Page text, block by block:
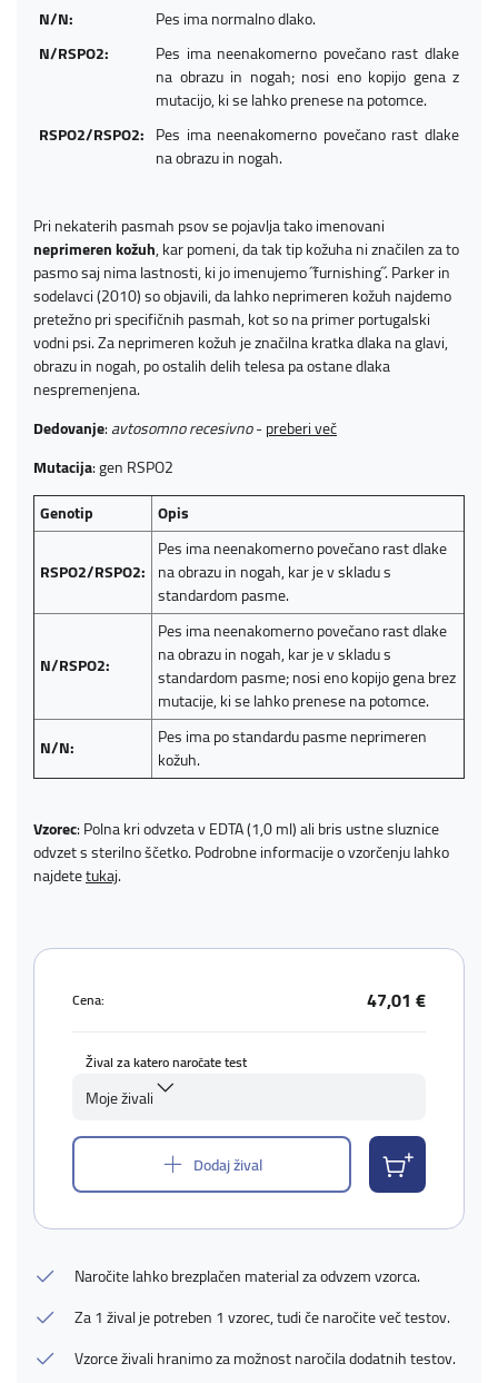
N/N:
Pes ima normalno dlako.
N/RSPO2:
Pes ima neenakomerno povečano rast dlake
na obrazu in nogah; nosi eno kopijo gena z
mutacijo, ki se lahko prenese na potomce.
RSPO2/RSPO2: Pes ima neenakomerno povečano rast dlake
na obrazu in nogah.
Pri nekaterih pasmah psov se pojavlja tako imenovani
neprimeren kožuh, kar pomeni, da tak tip kožuha ni značilen za to
pasmo saj nima lastnosti, ki jo imenujemo ˝furnishing˝. Parker in
sodelavci (2010) so objavili, da lahko neprimeren kožuh najdemo
pretežno pri specifičnih pasmah, kot so na primer portugalski
vodni psi. Za neprimeren kožuh je značilna kratka dlaka na glavi,
obrazu in nogah, po ostalih delih telesa pa ostane dlaka
nespremenjena.
Dedovanje:avtosomno recesivno-preberi več
Mutacija: gen RSPO2
Genotip
Opis
RSPO2/RSPO2:
Pes ima neenakomerno povečano rast dlake
na obrazu in nogah, kar je v skladu s
standardom pasme.
N/RSPO2:
Pes ima neenakomerno povečano rast dlake
na obrazu in nogah, kar je v skladu s
standardom pasme; nosi eno kopijo gena brez
mutacije, ki se lahko prenese na potomce.
N/N:
Pes ima po standardu pasme neprimeren
kožuh.
Vzorec: Polna kri odvzeta v EDTA (1,0 ml) ali bris ustne sluznice
odvzet s sterilno ščetko. Podrobne informacije o vzorčenju lahko
najdetetukaj.
Cena: 47,01 €
Žival za katero naročate test
Moje živali
Dodaj žival
Naročite lahko brezplačen material za odvzem vzorca.
Za 1 žival je potreben 1 vzorec, tudi če naročite več testov.
Vzorce živali hranimo za možnost naročila dodatnih testov.